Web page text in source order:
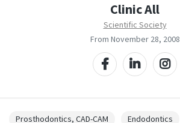
Clinic All
Scientific Society
From November 28, 2008
Prosthodontics, CAD-CAM Endodontics